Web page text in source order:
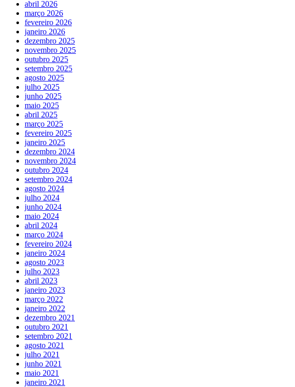
abril 2026
março 2026
fevereiro 2026
janeiro 2026
dezembro 2025
novembro 2025
outubro 2025
setembro 2025
agosto 2025
julho 2025
junho 2025
maio 2025
abril 2025
março 2025
fevereiro 2025
janeiro 2025
dezembro 2024
novembro 2024
outubro 2024
setembro 2024
agosto 2024
julho 2024
junho 2024
maio 2024
abril 2024
março 2024
fevereiro 2024
janeiro 2024
agosto 2023
julho 2023
abril 2023
janeiro 2023
março 2022
janeiro 2022
dezembro 2021
outubro 2021
setembro 2021
agosto 2021
julho 2021
junho 2021
maio 2021
janeiro 2021